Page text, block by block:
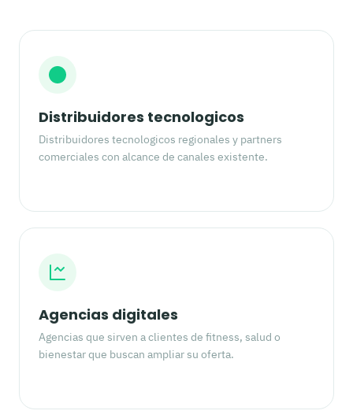
Distribuidores tecnologicos
Distribuidores tecnologicos regionales y partners
comerciales con alcance de canales existente.
Agencias digitales
Agencias que sirven a clientes de fitness, salud o
bienestar que buscan ampliar su oferta.